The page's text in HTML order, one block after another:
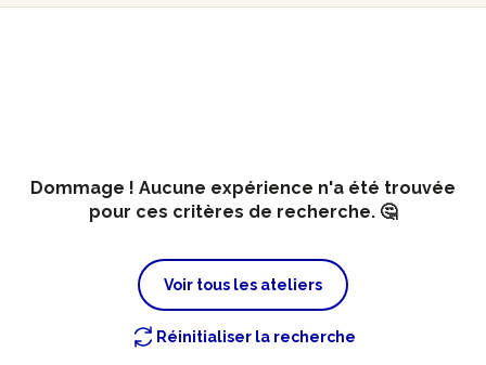
Date Créneau horaire
Dommage ! Aucune expérience n'a été trouvée
pour ces critères de recherche. 🤔
Voir tous les ateliers
Réinitialiser la recherche